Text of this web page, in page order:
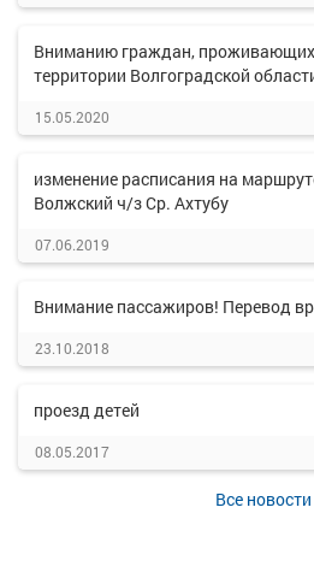
Вниманию граждан,
территории Волгоградской
15.05.2020
изменение расписания на
Волжский ч/з Ср. Ахтубу
07.06.2019
Внимание пассажиров! Перевод
23.10.2018
проезд детей
08.05.2017
Все новости